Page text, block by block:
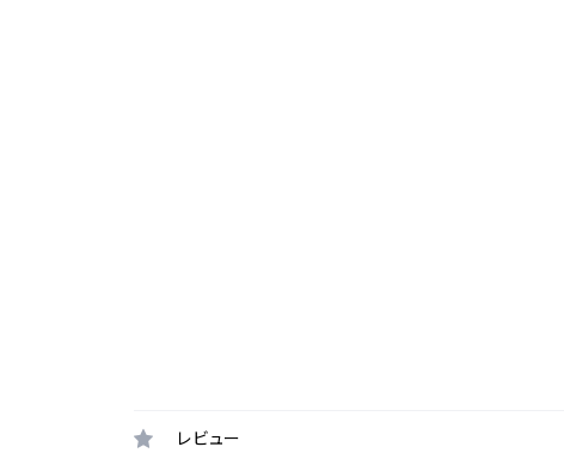
レビュー